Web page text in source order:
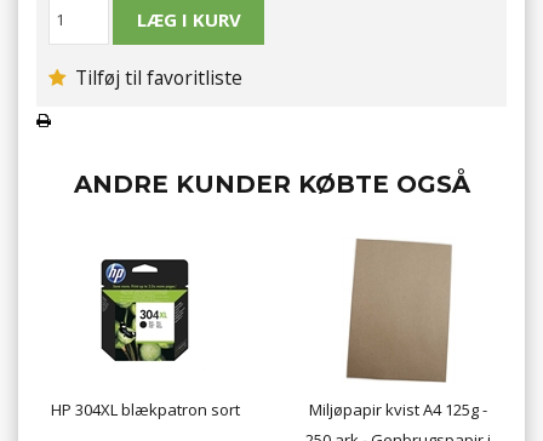
Tilføj til favoritliste
ANDRE KUNDER KØBTE OGSÅ
HP 304XL blækpatron sort
Miljøpapir kvist A4 125g -